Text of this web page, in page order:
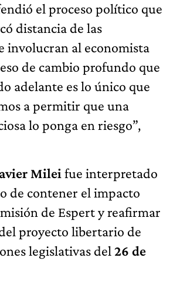
el proceso político que
distancia de las
involucran al economista
de cambio profundo que
adelante es lo único que
a permitir que una
lo ponga en riesgo”,
Milei fue interpretado
de contener el impacto
de Espert y reafirmar
proyecto libertario de
legislativas del 26 de